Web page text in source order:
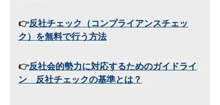
👉反社チェック（コンプライアンスチェッ
ク）を無料で行う方法
👉反社会的勢力に対応するためのガイドライ
ン 反社チェックの基準とは？